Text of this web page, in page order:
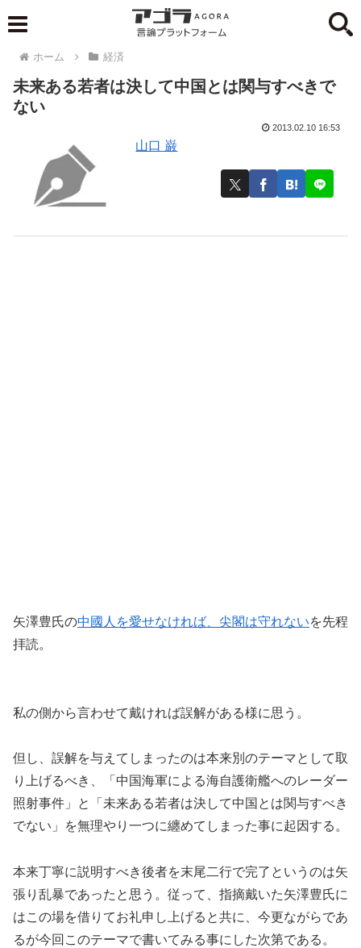
ホーム 経済
未来ある若者は決して中国とは関与すべきで
ない
山口 巌
2013.02.10 16:53
矢澤豊氏の中國人を愛せなければ、尖閣は守れないを先程
拝読。
私の側から言わせて戴ければ誤解がある様に思う。
但し、誤解を与えてしまったのは本来別のテーマとして取
り上げるべき、「中国海軍による海自護衛艦へのレーダー
照射事件」と「未来ある若者は決して中国とは関与すべき
でない」を無理やり一つに纏めてしまった事に起因する。
本来丁寧に説明すべき後者を末尾二行で完了というのは矢
張り乱暴であったと思う。従って、指摘戴いた矢澤豊氏に
はこの場を借りてお礼申し上げると共に、今更ながらであ
るが今回このテーマで書いてみる事にした次第である。